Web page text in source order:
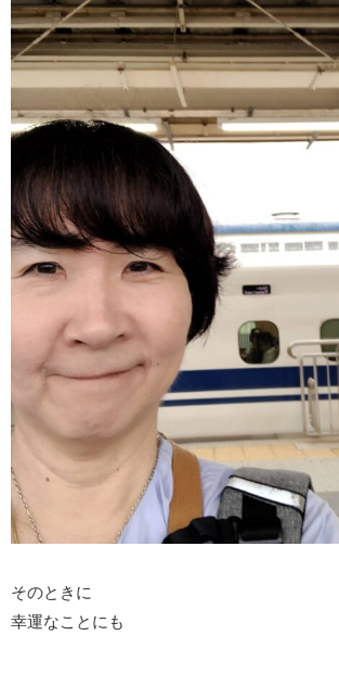
そのときに
幸運なことにも